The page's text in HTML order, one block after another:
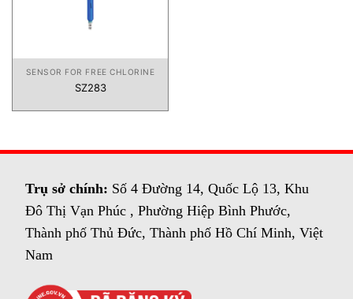
SENSOR FOR FREE CHLORINE
SZ283
Trụ sở chính: Số 4 Đường 14, Quốc Lộ 13, Khu
Đô Thị Vạn Phúc , Phường Hiệp Bình Phước,
Thành phố Thủ Đức, Thành phố Hồ Chí Minh, Việt
Nam